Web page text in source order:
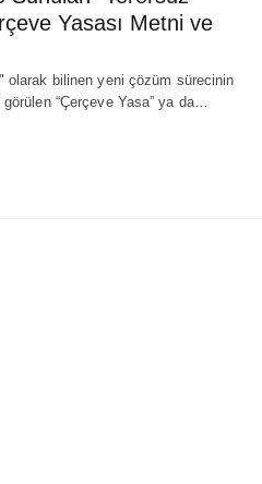
Yasası Metni ve
olarak bilinen yeni çözüm sürecinin
“Çerçeve Yasa” ya da…